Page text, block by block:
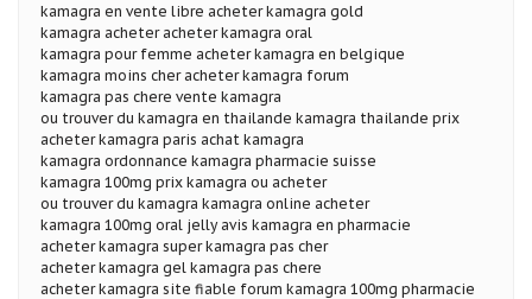
kamagra en vente libre acheter kamagra gold
kamagra acheter acheter kamagra oral
kamagra pour femme acheter kamagra en belgique
kamagra moins cher acheter kamagra forum
kamagra pas chere vente kamagra
ou trouver du kamagra en thailande kamagra thailande prix
acheter kamagra paris achat kamagra
kamagra ordonnance kamagra pharmacie suisse
kamagra 100mg prix kamagra ou acheter
ou trouver du kamagra kamagra online acheter
kamagra 100mg oral jelly avis kamagra en pharmacie
acheter kamagra super kamagra pas cher
acheter kamagra gel kamagra pas chere
acheter kamagra site fiable forum kamagra 100mg pharmacie